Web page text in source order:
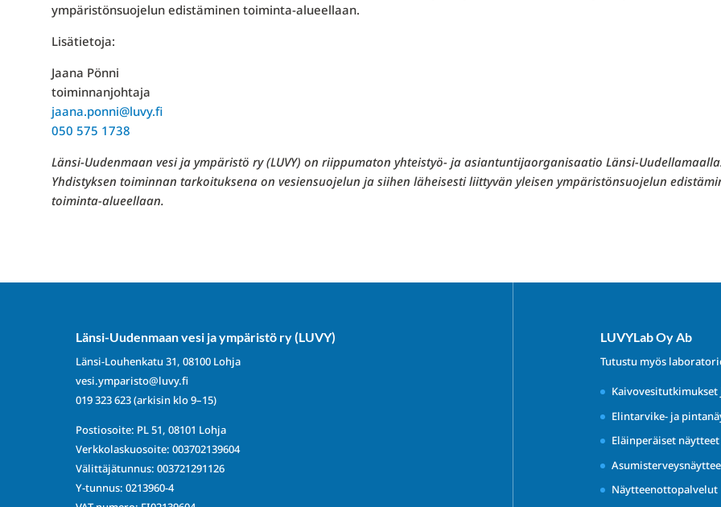
ympäristönsuojelun edistäminen toiminta-alueellaan.
Lisätietoja:
Jaana Pönni
toiminnanjohtaja
jaana.ponni@luvy.fi
050 575 1738
Länsi-Uudenmaan vesi ja ympäristö ry (LUVY) on riippumaton yhteistyö- ja asiantuntijaorganisaatio Länsi-
Yhdistyksen toiminnan tarkoituksena on vesiensuojelun ja siihen läheisesti liittyvän yleisen ympäristönsuojelun
toiminta-alueellaan.
Länsi-Uudenmaan vesi ja ympäristö ry (LUVY)
Länsi-Louhenkatu 31, 08100 Lohja
vesi.ymparisto@luvy.fi
019 323 623(arkisin klo 9–15)
Postiosoite: PL 51, 08101 Lohja
Verkkolaskuosoite: 003702139604
Välittäjätunnus: 003721291126
Y-tunnus: 0213960-4
LUVYLab Oy Ab
Tutustu myös
Elintarvike- ja
Eläinperäiset
Näytteenottopalvelut